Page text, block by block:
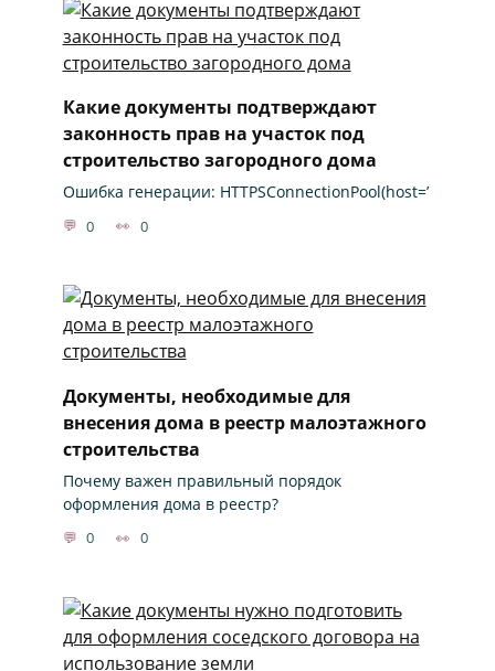
Какие документы подтверждают
законность прав на участок под
строительство загородного дома
Ошибка генерации: HTTPSConnectionPool(host=’
0 0
Документы, необходимые для
внесения дома в реестр малоэтажного
строительства
Почему важен правильный порядок
оформления дома в реестр?
0 0